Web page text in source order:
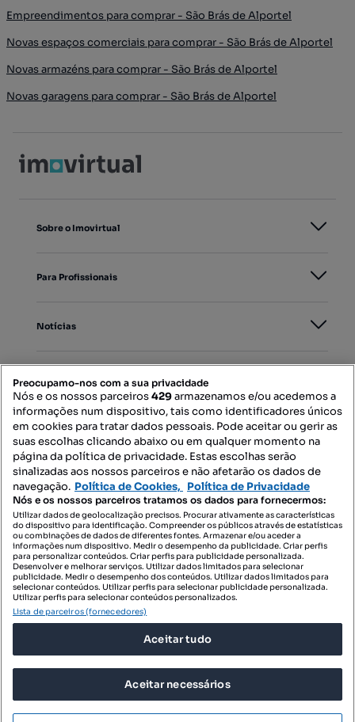
Empreendimentos para comprar - São Brás de Alportel
Novas espaços comerciais para comprar - São Brás de Alportel
Novas armazéns para comprar - São Brás de Alportel
Novas garagens para comprar - São Brás de Alportel
Sobre o Imovirtual
Para Profissionais
Notícias
Mapa do Site
Contacte-nos
SIGA-NOS:
DESCARREGAR NA:
© 2026 Imovirtual.com, OLX Portugal, S.A.
TERMOS DE UTILIZAÇÃO
Preocupamo-nos com a sua privacidade
Nós e os nossos parceiros429armazenamos e/ou acedemos a
informações num dispositivo, tais como identificadores únicos
em cookies para tratar dados pessoais. Pode aceitar ou gerir as
suas escolhas clicando abaixo ou em qualquer momento na
página da política de privacidade. Estas escolhas serão
sinalizadas aos nossos parceiros e não afetarão os dados de
navegação. Política de Cookies, Política de Privacidade
Nós e os nossos parceiros tratamos os dados para fornecermos:
Utilizar dados de geolocalização precisos. Procurar ativamente as características
do dispositivo para identificação. Compreender os públicos através de estatísticas
ou combinações de dados de diferentes fontes. Armazenar e/ou aceder a
informações num dispositivo. Medir o desempenho da publicidade. Criar perfis
para personalizar conteúdos. Criar perfis para publicidade personalizada.
Desenvolver e melhorar serviços. Utilizar dados limitados para selecionar
publicidade. Medir o desempenho dos conteúdos. Utilizar dados limitados para
selecionar conteúdos. Utilizar perfis para selecionar publicidade personalizada.
Utilizar perfis para selecionar conteúdos personalizados.
Lista de parceiros (fornecedores)
Aceitar tudo
Aceitar necessários